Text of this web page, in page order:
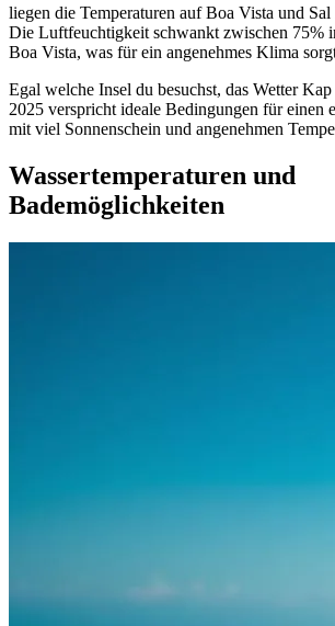
liegen die Temperaturen auf Boa Vista und
Die Luftfeuchtigkeit schwankt zwischen 75%
Boa Vista, was für ein angenehmes Klima
Egal welche Insel du besuchst, das Wetter
2025 verspricht ideale Bedingungen für einen
mit viel Sonnenschein und angenehmen
Wassertemperaturen und
Bademöglichkeiten